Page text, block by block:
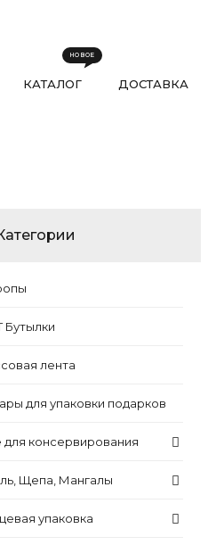
КАТАЛОГ ДОСТАВКА
Бутылки
лента
для упаковки подарков
для консервирования
Щепа, Мангалы
упаковка